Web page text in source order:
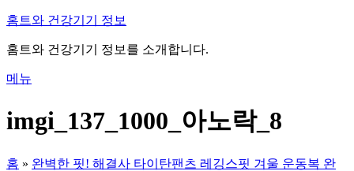
내
으
바
가
홈트와 건강기기 정보
홈트와 건강기기 정보를 소개합니다.
메뉴
imgi_137_1000_아노락_8
홈 » 완벽한 핏! 해결사 타이탄팬츠 레깅스핏 겨울 운동복 완